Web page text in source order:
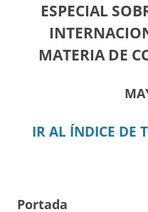
ESPECIAL
MATERIA DE
IR AL ÍNDICE DE
Portada